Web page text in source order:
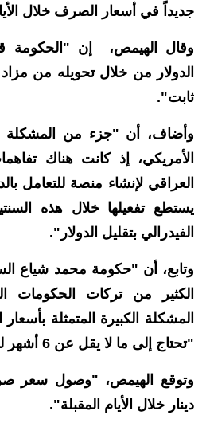
جديداً في أسعار الصرف خلال
وقال الهيمص، إن "الحكومة
الدولار من خلال تحويله من
ثابت".
وأضاف، أن "جزء من المشكلة
الأمريكي، إذ كانت هناك
العراقي لإنشاء منصة للتعامل
يستطع تفعيلها خلال هذه
الفيدرالي بتقليل الدولار".
وتابع، أن "حكومة محمد شياع
الكثير من تركات الحكومات
المشكلة الكبيرة المتمثلة
"تحتاج إلى ما لا يقل عن 6 أشهر للسيطرة على الدولار".
دينار خلال الأيام المقبلة".